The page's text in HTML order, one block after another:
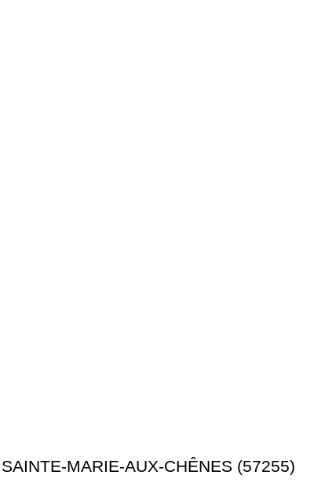
SAINTE-MARIE-AUX-CHÊNES (57255)